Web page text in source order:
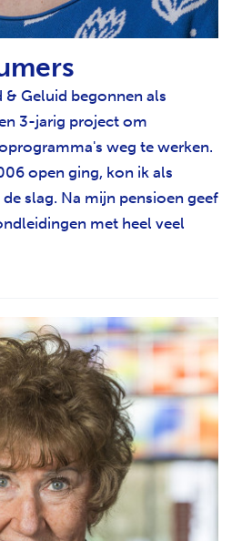
Geluid begonnen als
3-jarig project om
weg te werken.
open ging, kon ik als
slag. Na mijn pensioen geef
met heel veel